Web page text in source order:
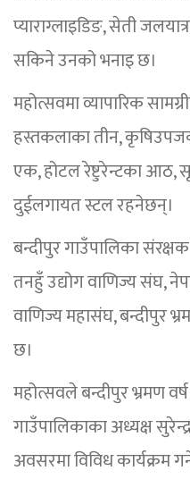
प्याराग्लाइडिङ, सेती
सकिने उनको भनाइ छ।
महोत्सवमा व्यापारिक
हस्तकलाका तीन,
एक, होटल रेष्टुरेन्टका आठ,
दुईलगायत स्टल रहनेछन्।
बन्दीपुर गाउँपालिका
तनहुँ उद्योग वाणिज्य संघ,
वाणिज्य महासंघ, बन्दीपुर
छ।
महोत्सवले बन्दीपुर भ्रमण
गाउँपालिकाका अध्यक्ष
अवसरमा विविध कार्यक्रम